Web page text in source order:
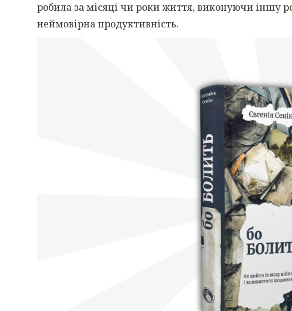
робила за місяці чи роки життя, виконуючи іншу
неймовірна продуктивність.